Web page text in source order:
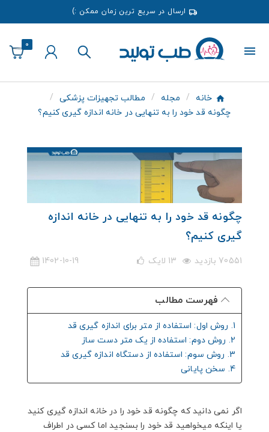
ارسال در سریع ترین زمان ممکن :)
0
خانه مجله
مطالب تجهیزات پزشکی
چگونه قد خود را به تنهایی در خانه اندازه گیری کنیم؟
چگونه قد خود را به تنهایی در خانه اندازه
گیری کنیم؟
70551 بازدید 13 لایک 1402-10-19
فهرست مطالب
1. روش اول: استفاده از متر برای اندازه گیری قد
2. روش دوم: استفاده از یک متر دست ساز
3. روش سوم: استفاده از دستگاه اندازه گیری قد
4. سخن پایانی
اگر نمی دانید که چگونه قد خود را در خانه اندازه گیری کنید
یا اینکه میخواهید قد خود را بسنجید اما کسی در اطراف